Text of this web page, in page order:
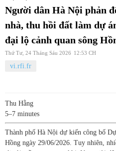
Người dân Hà Nội phản
nhà, thu hồi đất làm dự
đại lộ cảnh quan sông
Thứ Tư, 24 Tháng Sáu 2026 12:53 CH
vi.rfi.fr
Thu Hằng
5–7 minutes
Thành phố Hà Nội dự kiến công bố
Hồng ngày 29/06/2026. Tuy nhiên,